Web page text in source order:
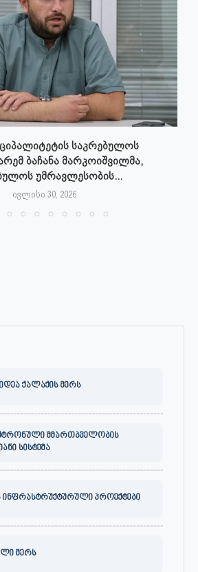
საკრებულოს
ბაჩანა მარკოიშვილმა,
უმრავლესობის...
ივლისი 30, 2026
იდეა ქალაქის მერს
მმართბველობის
სისტემა
ინფრასტრუქტურული პროექტები
მერს